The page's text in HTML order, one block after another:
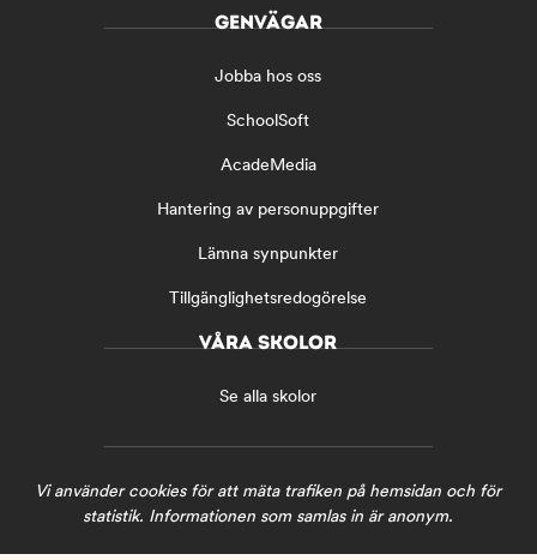
a
e
o
k
(
p
n
s
n
t
n
n
t
g
a
m
ö
p
a
i
y
ö
GENVÄGAR
Jobba hos oss
SchoolSoft
AcadeMedia
Hantering av personuppgifter
Lämna synpunkter
Tillgänglighetsredogörelse
VÅRA SKOLOR
Se alla skolor
Vi använder cookies för att mäta trafiken på hemsidan och för
statistik. Informationen som samlas in är anonym.